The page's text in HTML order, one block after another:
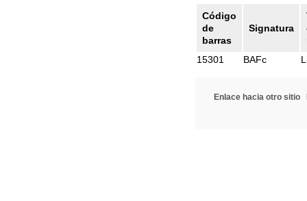
Código
de
barras
Signatura
15301
BAFc
Enlace hacia otro sitio